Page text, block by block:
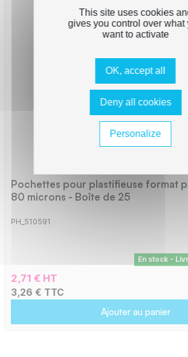
Pochettes pour plastifieuse format
80 microns - Boîte de 25
PH_510591
En stock -
2,71 € HT
3,26 € TTC
Ajouter au panier
This site uses cookies
gives you control over what
want to activate
OK, accept all
Deny all cookies
Personalize